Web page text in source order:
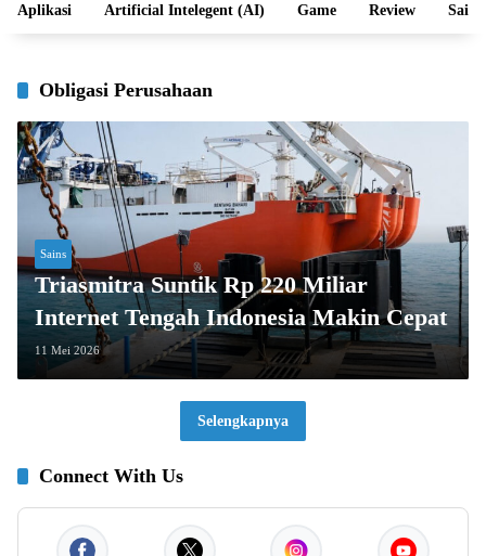
Aplikasi Artificial Intelegent (AI) Game Review Sains
Obligasi Perusahaan
Sains
Triasmitra Suntik Rp 220 Miliar
Internet Tengah Indonesia Makin Cepat
11 Mei 2026
Selengkapnya
Connect With Us